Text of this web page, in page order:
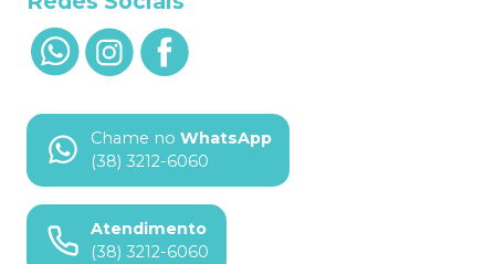
Chame no WhatsApp
(38) 3212-6060
Atendimento
(38) 3212-6060